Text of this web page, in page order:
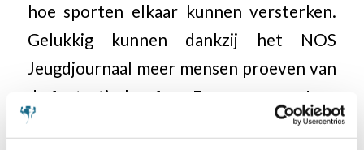
hoe sporten elkaar kunnen versterken.
Gelukkig kunnen dankzij het NOS
Jeugdjournaal meer mensen proeven van
de fantastische sfeer. En er was meer!
Zie meer opKNSB150.nl